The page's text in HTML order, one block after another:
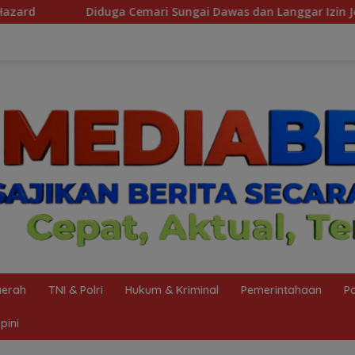
Dawas dan Langgar Izin Jetty PT BMP, Massa POSE RI
TNI & Polri Hukum & Kriminal Pemerintahaan